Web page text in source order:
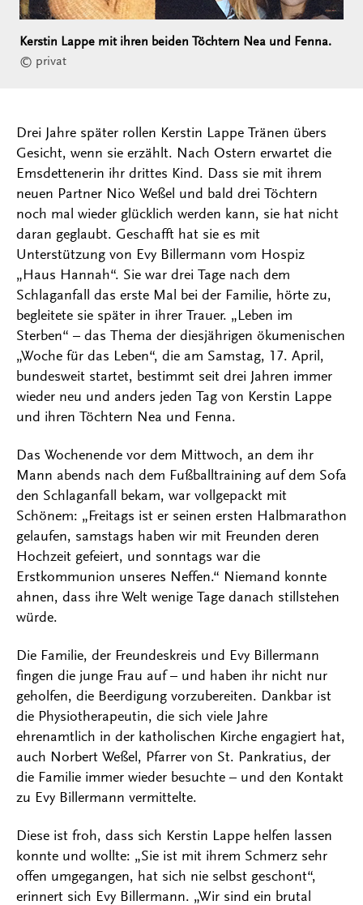
Kerstin Lappe mit ihren beiden Töchtern Nea und Fenna.
© privat
Drei Jahre später rollen Kerstin Lappe Tränen übers
Gesicht, wenn sie erzählt. Nach Ostern erwartet die
Emsdettenerin ihr drittes Kind. Dass sie mit ihrem
neuen Partner Nico Weßel und bald drei Töchtern
noch mal wieder glücklich werden kann, sie hat nicht
daran geglaubt. Geschafft hat sie es mit
Unterstützung von Evy Billermann vom Hospiz
„Haus Hannah“. Sie war drei Tage nach dem
Schlaganfall das erste Mal bei der Familie, hörte zu,
begleitete sie später in ihrer Trauer. „Leben im
Sterben“ – das Thema der diesjährigen ökumenischen
„Woche für das Leben“, die am Samstag, 17. April,
bundesweit startet, bestimmt seit drei Jahren immer
wieder neu und anders jeden Tag von Kerstin Lappe
und ihren Töchtern Nea und Fenna.
Das Wochenende vor dem Mittwoch, an dem ihr
Mann abends nach dem Fußballtraining auf dem Sofa
den Schlaganfall bekam, war vollgepackt mit
Schönem: „Freitags ist er seinen ersten Halbmarathon
gelaufen, samstags haben wir mit Freunden deren
Hochzeit gefeiert, und sonntags war die
Erstkommunion unseres Neffen.“ Niemand konnte
ahnen, dass ihre Welt wenige Tage danach stillstehen
würde.
Die Familie, der Freundeskreis und Evy Billermann
fingen die junge Frau auf – und haben ihr nicht nur
geholfen, die Beerdigung vorzubereiten. Dankbar ist
die Physiotherapeutin, die sich viele Jahre
ehrenamtlich in der katholischen Kirche engagiert hat,
auch Norbert Weßel, Pfarrer von St. Pankratius, der
die Familie immer wieder besuchte – und den Kontakt
zu Evy Billermann vermittelte.
Diese ist froh, dass sich Kerstin Lappe helfen lassen
konnte und wollte: „Sie ist mit ihrem Schmerz sehr
offen umgegangen, hat sich nie selbst geschont“,
erinnert sich Evy Billermann. „Wir sind ein brutal